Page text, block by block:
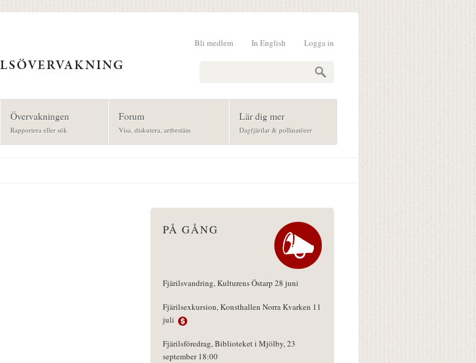
Logga in
In English
Bli medlem
Övervakningen
Rapportera eller sök
Forum
Visa, diskutera, artbestäm
Lär dig mer
Dagfjärilar & pollinatörer
PÅ GÅNG
Fjärilsvandring, Kulturens Östarp 28 juni
Fjärilsexkursion, Konsthallen Norra Kvarken 11
juli
Fjärilsföredrag, Biblioteket i Mjölby, 23
september 18:00